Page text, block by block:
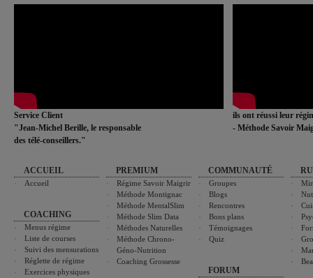
Service Client
"Jean-Michel Berille, le responsable
des télé-conseillers."
ils ont réussi leur
- Méthode Savoir
ACCUEIL
Accueil
COACHING
Menus régime
Liste de courses
Suivi des mensurations
Réglette de régime
Exercices physiques
PREMIUM
Régime Savoir Maigrir
Méthode Montignac
Méthode MentalSlim
Méthode Slim Data
Méthodes Naturelles
Méthode Chrono-
Géno-Nutrition
Coaching Grossesse
COMMUNAUTÉ
Groupes
Blogs
Rencontres
Bons plans
Témoignages
Quiz
FORUM